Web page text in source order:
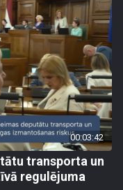
00:03:42
transporta un
regulējuma